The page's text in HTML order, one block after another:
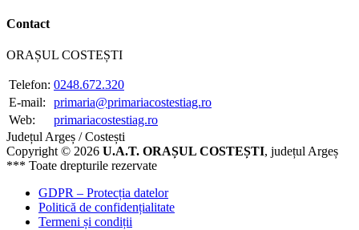
Contact
ORAȘUL COSTEȘTI
Telefon: 0248.672.320
E-mail:
primaria@primariacostestiag.ro
Web:
primariacostestiag.ro
Județul Argeș / Costești
Copyright © 2026 U.A.T. ORAȘUL COSTEȘTI, județul Argeș
*** Toate drepturile rezervate
GDPR – Protecția datelor
Politică de confidențialitate
Termeni și condiții